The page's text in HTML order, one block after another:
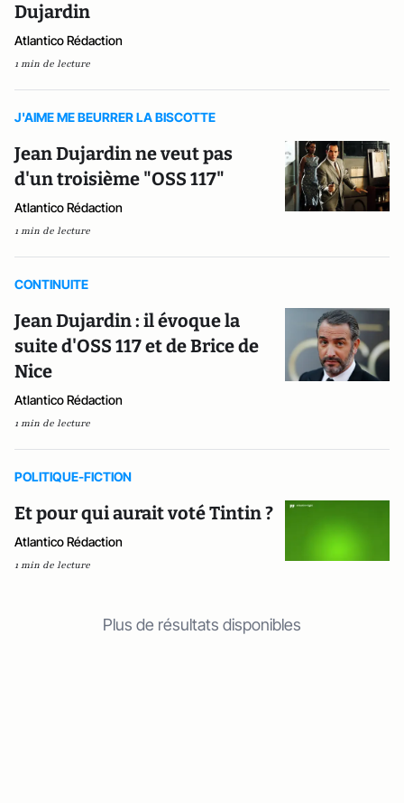
Dujardin
Atlantico Rédaction
1 min de lecture
J'AIME ME BEURRER LA BISCOTTE
Jean Dujardin ne veut pas
d'un troisième "OSS 117"
Atlantico Rédaction
1 min de lecture
CONTINUITE
Jean Dujardin : il évoque la
suite d'OSS 117 et de Brice de
Nice
Atlantico Rédaction
1 min de lecture
POLITIQUE-FICTION
Et pour qui aurait voté Tintin ?
Atlantico Rédaction
1 min de lecture
Plus de résultats disponibles